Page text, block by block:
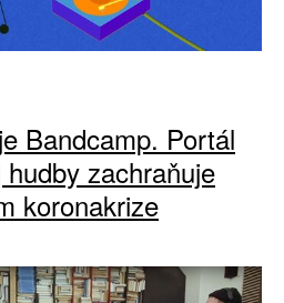
Bandcamp. Portál
zachraňuje
koronakrize